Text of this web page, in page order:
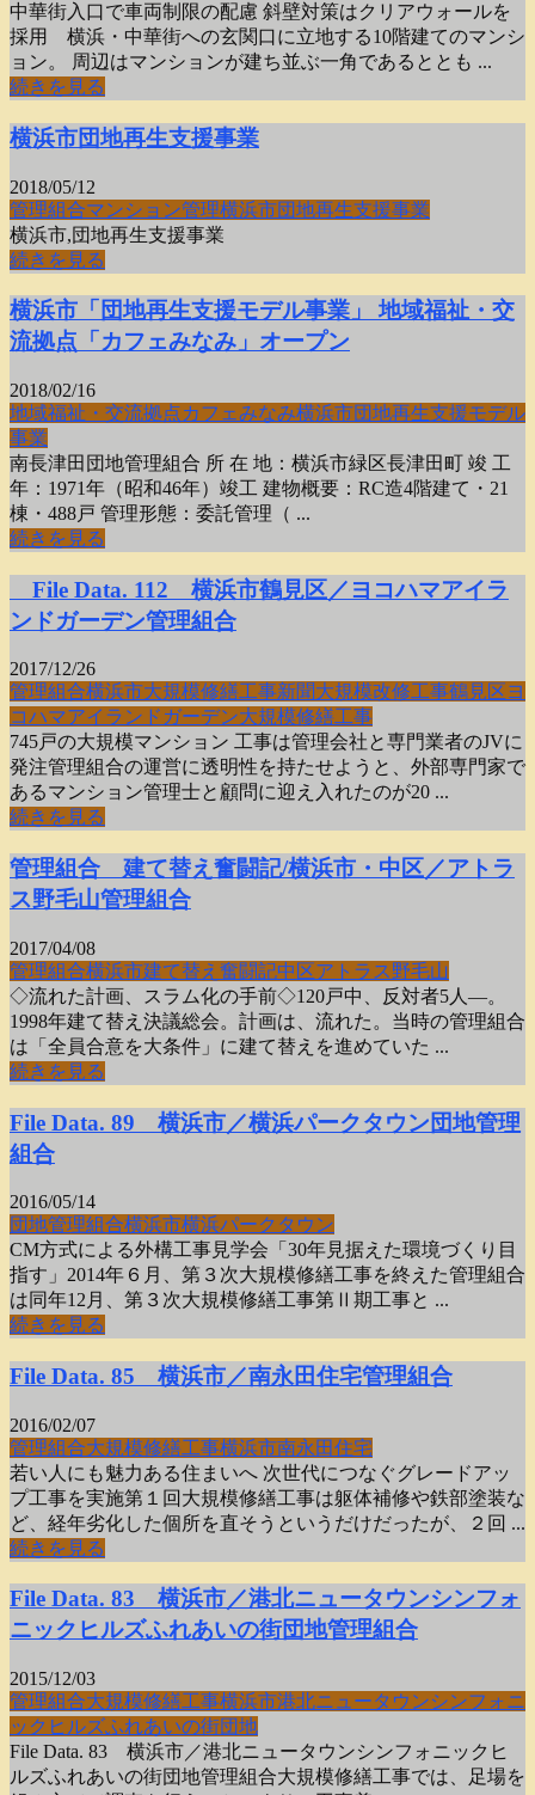
中華街入口で車両制限の配慮 斜壁対策はクリアウォールを
採用 横浜・中華街への玄関口に立地する10階建てのマンシ
ョン。 周辺はマンションが建ち並ぶ一角であるととも ...
続きを見る
横浜市団地再生支援事業
2018/05/12
管理組合マンション管理横浜市団地再生支援事業
横浜市,団地再生支援事業
続きを見る
横浜市「団地再生支援モデル事業」 地域福祉・交
流拠点「カフェみなみ」オープン
2018/02/16
地域福祉・交流拠点カフェみなみ横浜市団地再生支援モデル
事業
南長津田団地管理組合 所 在 地：横浜市緑区長津田町 竣 工
年：1971年（昭和46年）竣工 建物概要：RC造4階建て・21
棟・488戸 管理形態：委託管理（ ...
続きを見る
File Data. 112 横浜市鶴見区／ヨコハマアイラ
ンドガーデン管理組合
2017/12/26
管理組合横浜市大規模修繕工事新聞大規模改修工事鶴見区ヨ
コハマアイランドガーデン大規模修繕工事
745戸の大規模マンション 工事は管理会社と専門業者のJVに
発注管理組合の運営に透明性を持たせようと、外部専門家で
あるマンション管理士と顧問に迎え入れたのが20 ...
続きを見る
管理組合 建て替え奮闘記/横浜市・中区／アトラ
ス野毛山管理組合
2017/04/08
管理組合横浜市建て替え奮闘記中区アトラス野毛山
◇流れた計画、スラム化の手前◇120戸中、反対者5人―。
1998年建て替え決議総会。計画は、流れた。当時の管理組合
は「全員合意を大条件」に建て替えを進めていた ...
続きを見る
File Data. 89 横浜市／横浜パークタウン団地管理
組合
2016/05/14
団地管理組合横浜市横浜パークタウン
CM方式による外構工事見学会「30年見据えた環境づくり目
指す」2014年６月、第３次大規模修繕工事を終えた管理組合
は同年12月、第３次大規模修繕工事第Ⅱ期工事と ...
続きを見る
File Data. 85 横浜市／南永田住宅管理組合
2016/02/07
管理組合大規模修繕工事横浜市南永田住宅
若い人にも魅力ある住まいへ 次世代につなぐグレードアッ
プ工事を実施第１回大規模修繕工事は躯体補修や鉄部塗装な
ど、経年劣化した個所を直そうというだけだったが、２回 ...
続きを見る
File Data. 83 横浜市／港北ニュータウンシンフォ
ニックヒルズふれあいの街団地管理組合
2015/12/03
管理組合大規模修繕工事横浜市港北ニュータウンシンフォニ
ックヒルズふれあいの街団地
File Data. 83 横浜市／港北ニュータウンシンフォニックヒ
ルズふれあいの街団地管理組合大規模修繕工事では、足場を